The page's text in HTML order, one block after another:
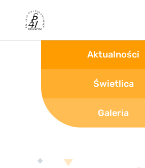
Aktualności
Świetlica
Galeria